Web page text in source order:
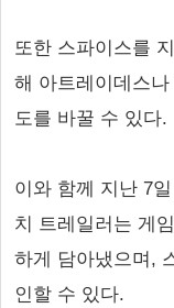
또한 스파이스를
해 아트레이데스
도를 바꿀 수 있다.
이와 함께 지난 7일
치 트레일러는 게
하게 담아냈으며,
인할 수 있다.